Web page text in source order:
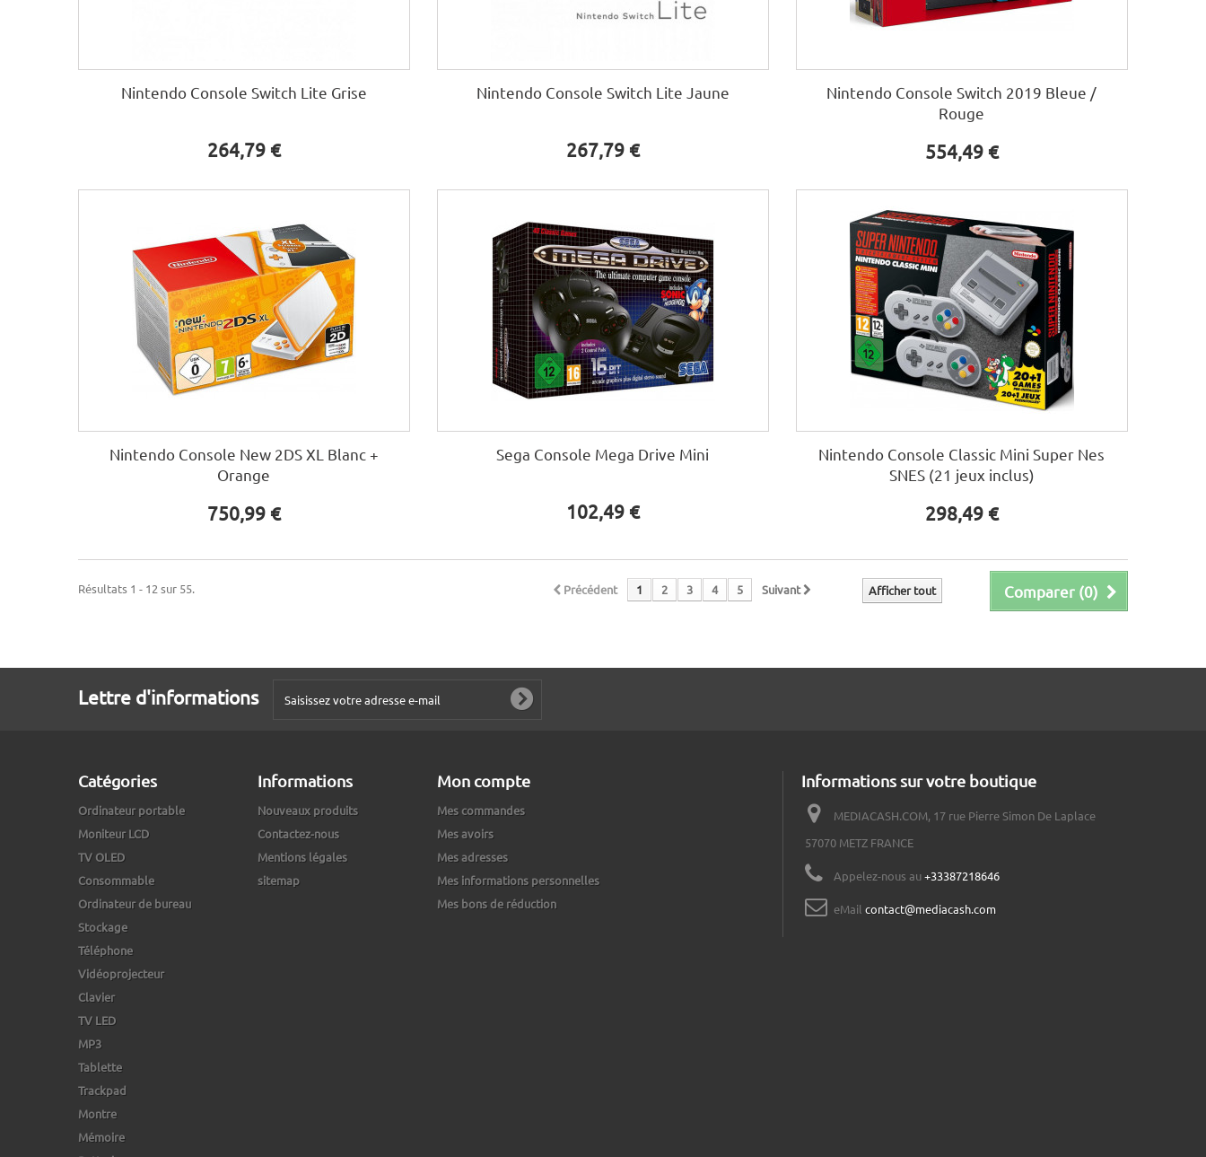
Nintendo Console Switch Lite Grise
264,79 €
Nintendo Console Switch Lite Jaune
267,79 €
Nintendo Console Switch 2019 Bleue /
Rouge
554,49 €
Nintendo Console New 2DS XL Blanc +
Orange
750,99 €
Sega Console Mega Drive Mini
102,49 €
Nintendo Console Classic Mini Super Nes
SNES (21 jeux inclus)
298,49 €
Comparer (0)
Afficher tout
Précédent 1 2 3 4 5 Suivant
Résultats 1 - 12 sur 55.
Lettre d'informations
Catégories
Ordinateur portable
Moniteur LCD
TV OLED
Consommable
Ordinateur de bureau
Stockage
Téléphone
Vidéoprojecteur
Clavier
TV LED
MP3
Tablette
Trackpad
Montre
Mémoire
Informations
Nouveaux produits
Contactez-nous
Mentions légales
sitemap
Mon compte
Mes commandes
Mes avoirs
Mes adresses
Mes informations personnelles
Mes bons de réduction
Informations sur votre boutique
MEDIACASH.COM, 17 rue Pierre Simon De Laplace
57070 METZ FRANCE
Appelez-nous au+33387218646
eMail contact@mediacash.com